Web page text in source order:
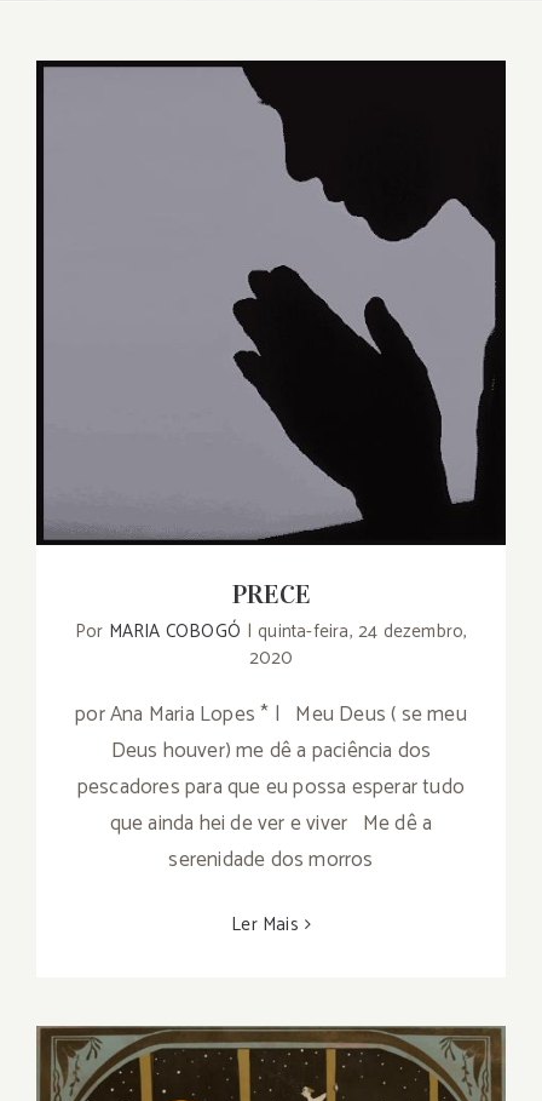
PRECE
PRECE
Por MARIA COBOGÓ | quinta-feira, 24 dezembro,
2020
por Ana Maria Lopes * | Meu Deus ( se meu
Deus houver) me dê a paciência dos
pescadores para que eu possa esperar tudo
que ainda hei de ver e viver Me dê a
serenidade dos morros
Ler Mais